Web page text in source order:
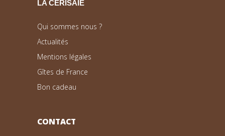
LA CERISAIE
Qui sommes nous ?
Actualités
Mentions légales
Gîtes de France
Bon cadeau
CONTACT